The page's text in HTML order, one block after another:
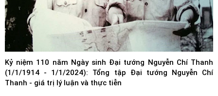
Kỷ niệm 110 năm Ngày sinh Đại tướng Nguyễn Chí Thanh
(1/1/1914 - 1/1/2024): Tổng tập Đại tướng Nguyễn Chí
Thanh - giá trị lý luận và thực tiễn